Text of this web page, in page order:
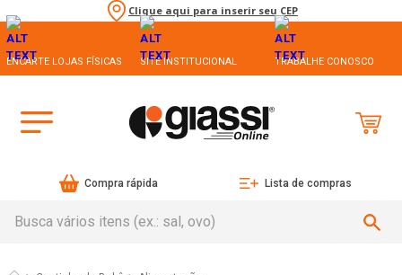
Clique aqui para inserir seu CEP
ENCARTE LOJAS FÍSICAS SITE INSTITUCIONAL TRABALHE CONOSCO
Compra rápida Lista de compras